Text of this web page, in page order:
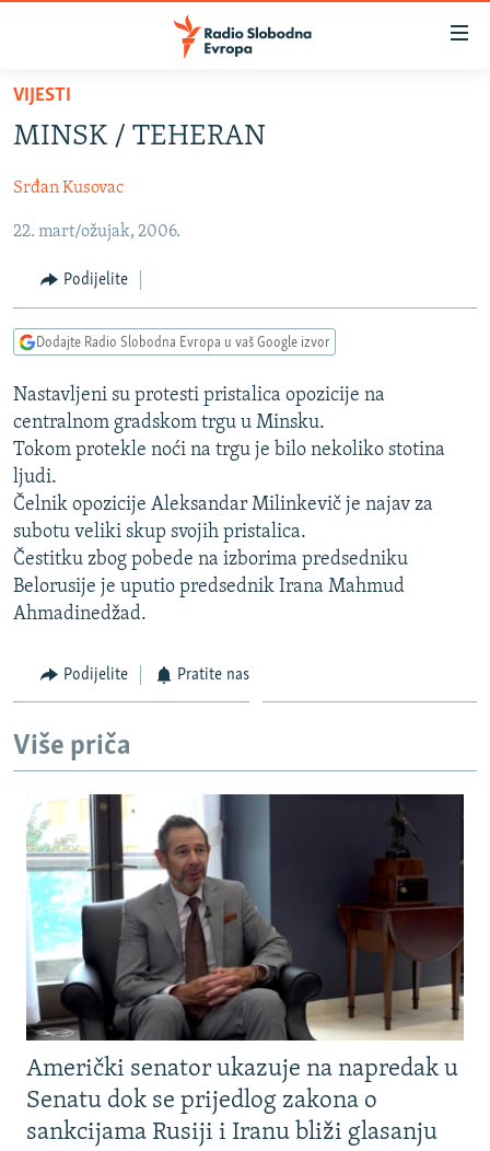
Pređite
glavni
Pređite
na
navigaciju
Pređite
na
pretragu
SRBIJA
KOSOVO
CRNA GORA
VIZUELNO
VIDEO
FOTOGALERIJE
INFOGRAFIKE
PODCASTI
RAT U UKRAJINI
KINA NA BALKANU
RSE PRIČE IZ SVIJETA
ISPRIČAJ MI
DNEVNO@RSE
SPECIJALI RSE
GENOCID U SREBRENICI
POPLAVE I KLIZIŠTA U BIH 2024.
TV LIBERTY
MOJA EVROPA
TRI DECENIJE OD RATA U BIH
SVE KARTE DEJTONA
NASTANAK I RASPAD JUGOSLAVIJE
Sve RFE/RL stranice
VIJESTI
MINSK / TEHERAN
Srđan Kusovac
22. mart/ožujak, 2006.
Podijelite
Dodajte Radio Slobodna Evropa u vaš Google izvor
Nastavljeni su protesti pristalica opozicije na
centralnom gradskom trgu u Minsku.
Tokom protekle noći na trgu je bilo nekoliko stotina
ljudi.
Čelnik opozicije Aleksandar Milinkevič je najav za
subotu veliki skup svojih pristalica.
Čestitku zbog pobede na izborima predsedniku
Belorusije je uputio predsednik Irana Mahmud
Ahmadinedžad.
Podijelite Pratite nas
Više priča
Američki senator ukazuje na napredak u
Senatu dok se prijedlog zakona o
sankcijama Rusiji i Iranu bliži glasanju